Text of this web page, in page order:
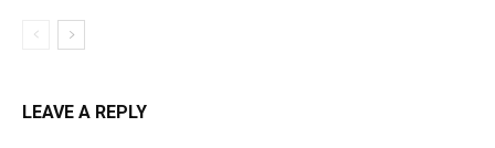
LEAVE A REPLY